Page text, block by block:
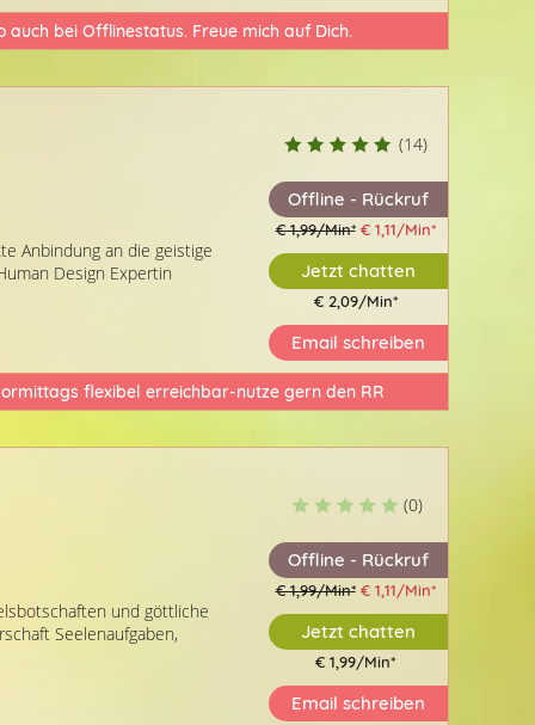
Angel Anastasia
hellwissendes Medium * ohne
Hilfsmittel – direkte Anbindung an die
geistige Welt * Energetische
Aufstellung · Trancearbeit · Human
Design Expertin
Engel
Einfühlsames
Spezialgebiet
sowie Seelsorge
Symptomen über
(43)
bei Offlinestatus. Freue mich auf Dich.
Anbindung an die geistige
Design Expertin
(14)
Offline - Rückruf
€ 1,99/Min* € 1,11/Min*
Jetzt chatten
€ 2,09/Min*
Email schreiben
flexibel erreichbar-nutze gern den RR️
und göttliche
Seelenaufgaben,
(0)
Offline - Rückruf
€ 1,99/Min* € 1,11/Min*
Jetzt chatten
€ 1,99/Min*
Email schreiben